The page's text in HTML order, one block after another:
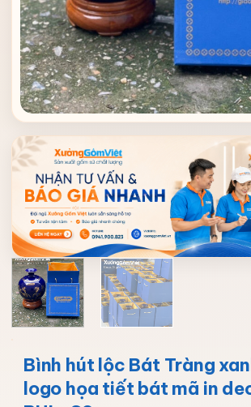
Bình hút lộc Bát Tràng
logo họa tiết bát mã in